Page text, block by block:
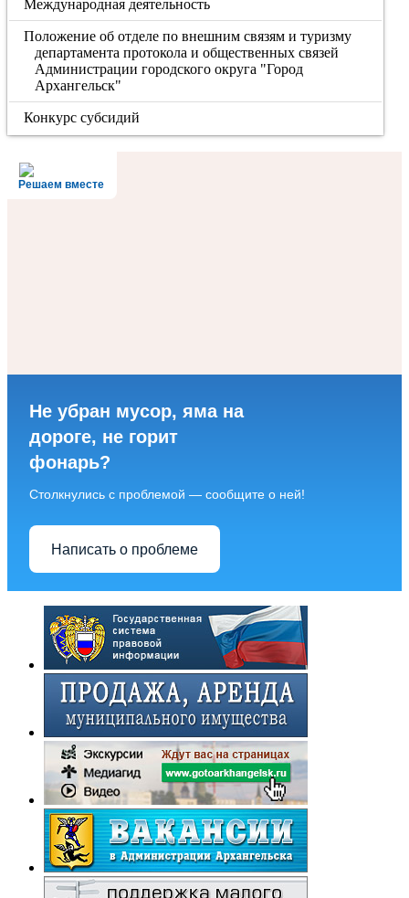
Международная деятельность
Положение об отделе по внешним связям и туризму
департамента протокола и общественных связей
Администрации городского округа "Город
Архангельск"
Конкурс субсидий
Решаем вместе
Не убран мусор, яма на
дороге, не горит
фонарь?
Столкнулись с проблемой — сообщите о ней!
Написать о проблеме